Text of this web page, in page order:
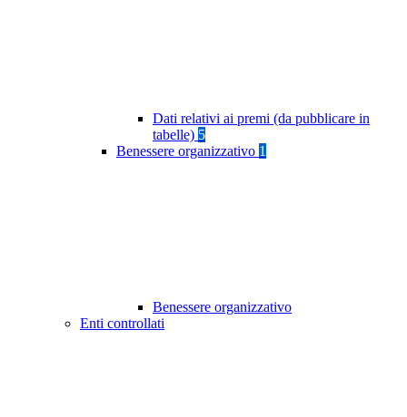
Dati relativi ai premi (da pubblicare in
tabelle) 5
Benessere organizzativo 1
Benessere organizzativo
Enti controllati